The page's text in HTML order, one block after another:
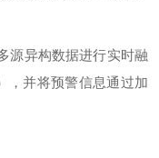
源异构数据进行实时融
，并将预警信息通过加